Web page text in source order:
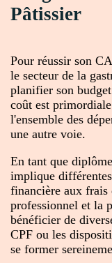
Pâtissier
Pour réussir son
le secteur de la
planifier son
coût est
l'ensemble des
une autre voie.
En tant que
implique
financière aux
professionnel et la
bénéficier de
CPF ou les
se former